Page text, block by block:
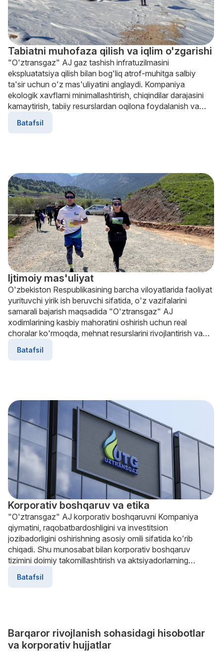
Tabiatni muhofaza qilish va iqlim o'zgarishi
"O'ztransgaz" AJ gaz tashish infratuzilmasini
ekspluatatsiya qilish bilan bog'liq atrof-muhitga salbiy
ta'sir uchun o'z mas'uliyatini anglaydi. Kompaniya
ekologik xavflarni minimallashtirish, chiqindilar darajasini
kamaytirish, tabiiy resurslardan oqilona foydalanish va
atrof-muhit ifloslanishining oldini olishga izchil intilmoqda.
Batafsil
Ijtimoiy mas'uliyat
O'zbekiston Respublikasining barcha viloyatlarida faoliyat
yurituvchi yirik ish beruvchi sifatida, o'z vazifalarini
samarali bajarish maqsadida "O'ztransgaz" AJ
xodimlarining kasbiy mahoratini oshirish uchun real
choralar ko'rmoqda, mehnat resurslarini rivojlantirish va
mustahkamlashga qaratilgan vazifalarni amalga
oshirmoqda, jamoada va mavjudlik mintaqalarida ijtimoiy
Batafsil
Korporativ boshqaruv va etika
"O'ztransgaz" AJ korporativ boshqaruvni Kompaniya
qiymatini, raqobatbardoshligini va investitsion
jozibadorligini oshirishning asosiy omili sifatida ko'rib
chiqadi. Shu munosabat bilan korporativ boshqaruv
tizimini doimiy takomillashtirish va aktsiyadorlarning
manfaatlari va huquqlariga rioya qilish Kompaniya uchun
ustuvor hisoblanadi.
Batafsil
Barqaror rivojlanish sohasidagi hisobotlar
va korporativ hujjatlar